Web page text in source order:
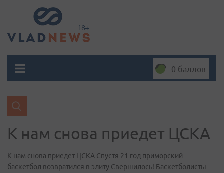
0 баллов
К нам снова приедет ЦСКА
К нам снова приедет ЦСКА Спустя 21 год приморский
баскетбол возвратился в элиту Свершилось! Баскетболисты